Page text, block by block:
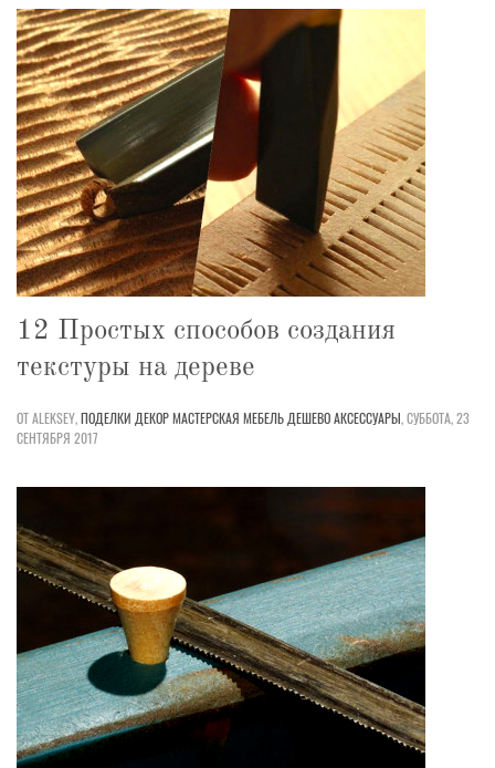
12 Простых способов создания
текстуры на дереве
ОТ ALEKSEY,ПОДЕЛКИ ДЕКОРМАСТЕРСКАЯ МЕБЕЛЬ ДЕШЕВОАКСЕССУАРЫ,СУББОТА, 23
СЕНТЯБРЯ 2017